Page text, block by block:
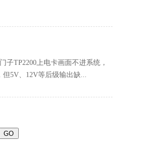
子TP2200上电卡画面不进系统，
5V、12V等后级输出缺...